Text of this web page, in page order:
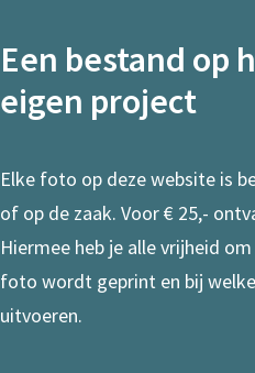
Een bestand op
eigen project
Elke foto op deze website is
of op de zaak. Voor € 25,-
Hiermee heb je alle vrijheid
foto wordt geprint en bij
uitvoeren.